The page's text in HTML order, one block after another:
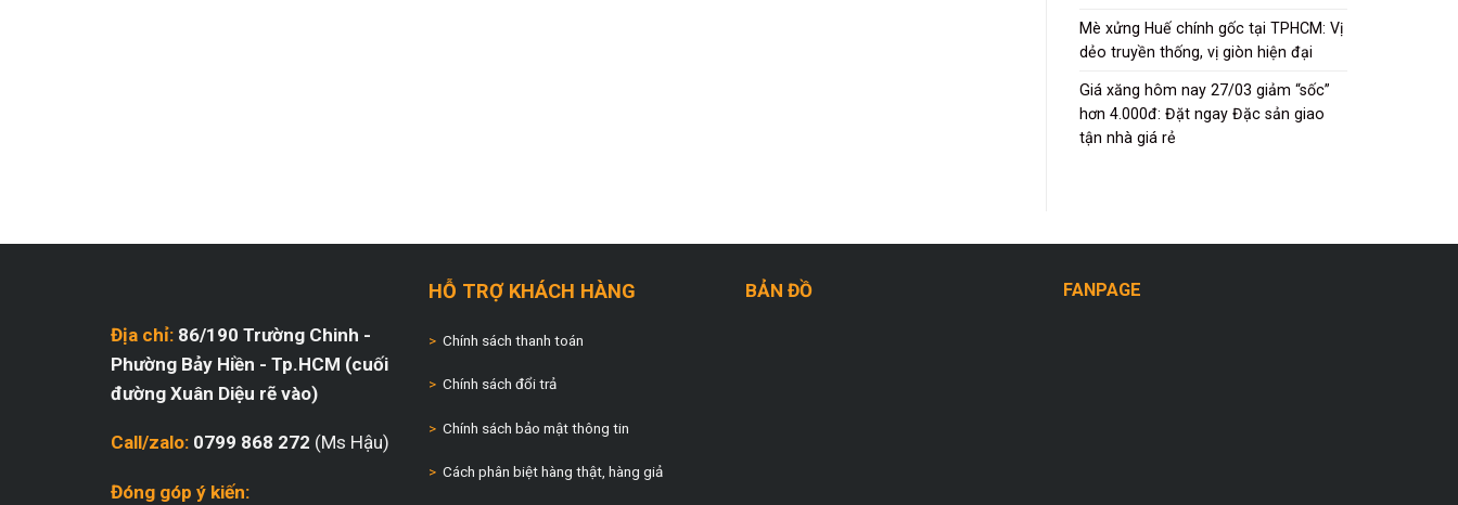
Mè xửng Huế chính gốc tại TPHCM: Vị
dẻo truyền thống, vị giòn hiện đại
Giá xăng hôm nay 27/03 giảm “sốc”
hơn 4.000đ: Đặt ngay Đặc sản giao
tận nhà giá rẻ
Địa chỉ: 86/190 Trường Chinh -
Phường Bảy Hiền - Tp.HCM (cuối
đường Xuân Diệu rẽ vào)
Call/zalo: 0799 868 272 (Ms Hậu)
Đóng góp ý kiến:
HỖ TRỢ KHÁCH HÀNG
> Chính sách thanh toán
> Chính sách đổi trả
> Chính sách bảo mật thông tin
> Cách phân biệt hàng thật, hàng giả
BẢN ĐỒ FANPAGE